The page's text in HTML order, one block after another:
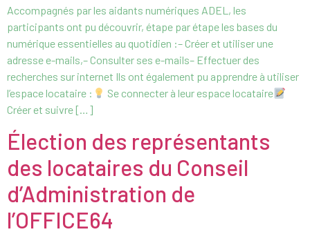
Accompagnés par les aidants numériques ADEL, les
participants ont pu découvrir, étape par étape les bases du
numérique essentielles au quotidien :– Créer et utiliser une
adresse e-mails,– Consulter ses e-mails– Effectuer des
recherches sur internet Ils ont également pu apprendre à utiliser
l’espace locataire :
Se connecter à leur espace locataire
Créer et suivre […]
Élection des représentants
des locataires du Conseil
d’Administration de
l’OFFICE64